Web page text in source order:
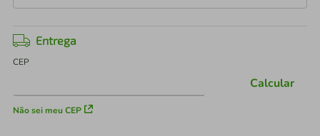
Entrega
CEP
Não sei meu CEP
Calcular